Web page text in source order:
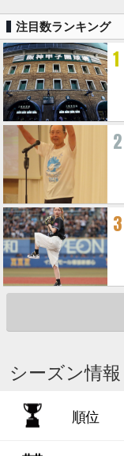
注目数ランキング
1
2
3
シーズン情報
順位